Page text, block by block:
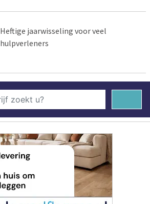
Heftige jaarwisseling voor veel
hulpverleners